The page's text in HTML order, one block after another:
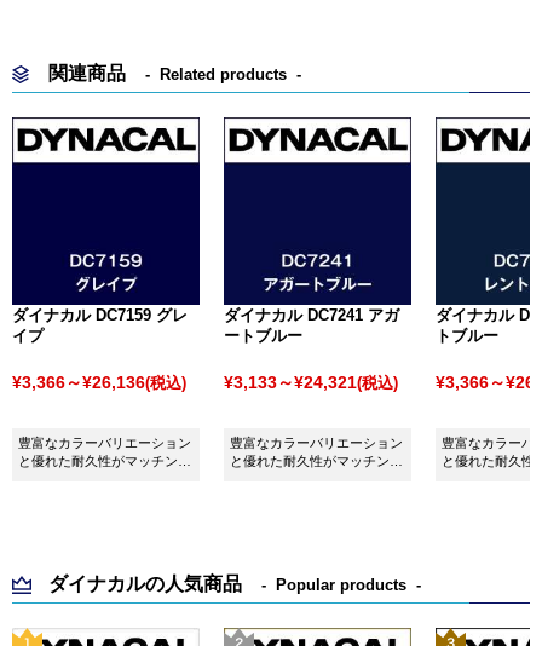
関連商品 Related products
ダイナカル DC7159 グレ
イプ
¥3,366～¥26,136(税込)
豊富なカラーバリエーション
と優れた耐久性がマッチング
ダイナカル DC7241 アガ
ートブルー
¥3,133～¥24,321(税込)
豊富なカラーバリエーション
と優れた耐久性がマッチング
ダイナカル
トブルー
¥3,366～
豊富なカラーバ
と優れた耐久性
ダイナカルの人気商品 Popular products